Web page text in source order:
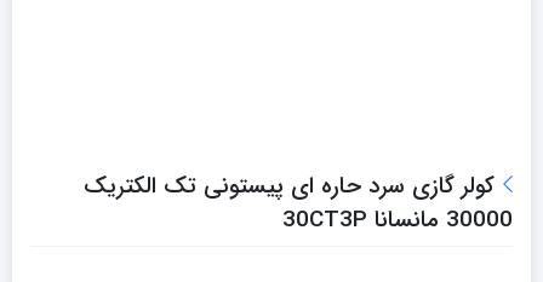
کولر گازی سرد حاره ای پیستونی تک الکتریک
30000 مانسانا 30CT3P